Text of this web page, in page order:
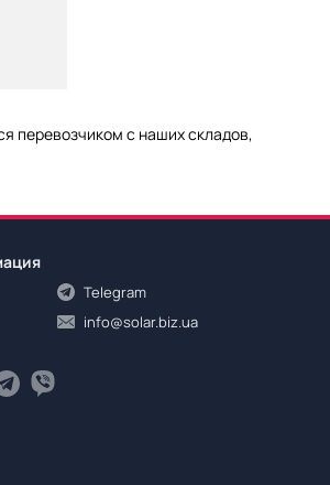
перевозчиком с наших складов,
Telegram
info@solar.biz.ua